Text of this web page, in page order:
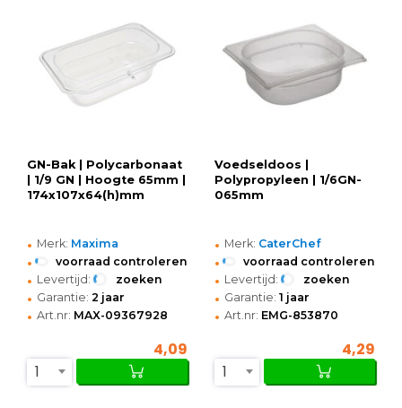
GN-Bak | Polycarbonaat
| 1/9 GN | Hoogte 65mm |
174x107x64(h)mm
• Merk: Maxima
• voorraad controleren
• Levertijd: zoeken
• Garantie: 2 jaar
• Art.nr: MAX-09367928
4,09
1
Voedseldoos |
Polypropyleen | 1/6GN-
065mm
• Merk: CaterChef
• voorraad controleren
• Levertijd: zoeken
• Garantie: 1 jaar
• Art.nr: EMG-853870
4,29
1